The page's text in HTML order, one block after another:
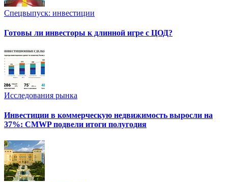
Спецвыпуск: инвестиции
Готовы ли инвесторы к длинной игре с ЦОД?
Исследования рынка
Инвестиции в коммерческую недвижимость выросли на
37%: CMWP подвели итоги полугодия